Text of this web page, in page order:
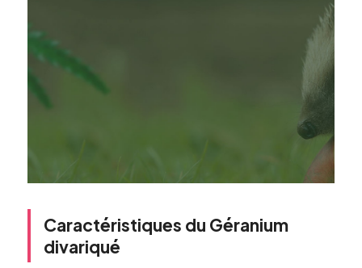
Caractéristiques du Géranium
divariqué